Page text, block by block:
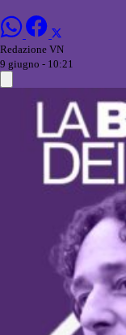
Redazione VN
9 giugno - 10:21